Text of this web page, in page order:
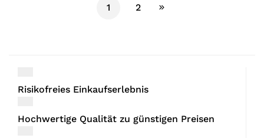
1 2
Risikofreies Einkaufserlebnis
Hochwertige Qualität zu günstigen Preisen